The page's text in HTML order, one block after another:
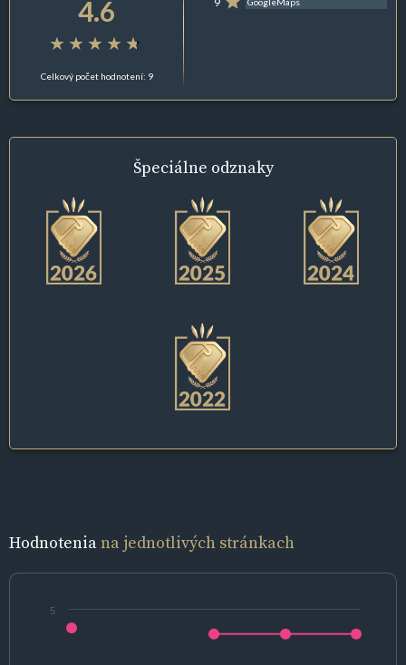
4.6
Celkový počet hodnotení: 9
Špeciálne odznaky
Hodnoteniana jednotlivých stránkach
5